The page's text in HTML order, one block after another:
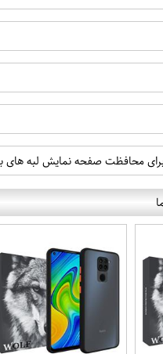
برای محافظت صفحه نمایش لبه